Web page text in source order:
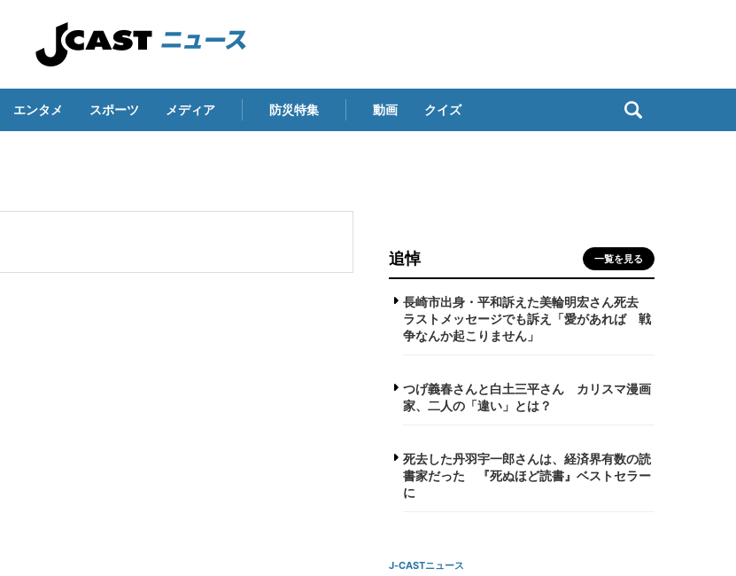
エンタメ スポーツ メディア 防災特集 動画 クイズ
追悼 一覧を見る
長崎市出身・平和訴えた美輪明宏さん死去
ラストメッセージでも訴え「愛があれば 戦
争なんか起こりません」
つげ義春さんと白土三平さん カリスマ漫画
家、二人の「違い」とは？
死去した丹羽宇一郎さんは、経済界有数の読
書家だった 『死ぬほど読書』ベストセラー
に
J-CASTニュース